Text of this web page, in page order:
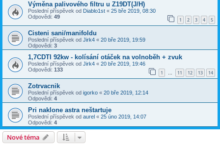
Výměna palivového filtru u Z19DT(J/H)
Poslední příspěvek od Diablo1st « 25 bře 2019, 08:30
Odpovědi: 49 1 2 3 4 5
Cisteni sani/manifoldu
Poslední příspěvek od Jirk4 « 20 bře 2019, 19:59
Odpovědi: 3
1,7CDTI 92kw - kolísání otáček na volnoběh + zvuk
Poslední příspěvek od Jirk4 « 20 bře 2019, 19:46
Odpovědi: 133 1 … 11 12 13 14
Zotrvacnik
Poslední příspěvek od igorko « 20 bře 2019, 12:14
Odpovědi: 4
Pri naklone astra neštartuje
Poslední příspěvek od aurel « 25 úno 2019, 14:07
Odpovědi: 4
Nové téma